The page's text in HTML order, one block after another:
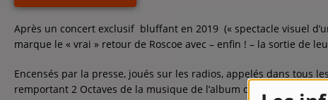
Après un concert exclusif bluffant en 2019 (« spectacle visuel
marque le « vrai » retour de Roscoe avec – enfin ! – la sortie de
Encensés par la presse, joués sur les radios, appelés dans tous
remportant 2 Octaves de la musique de l’album de l’année 2012